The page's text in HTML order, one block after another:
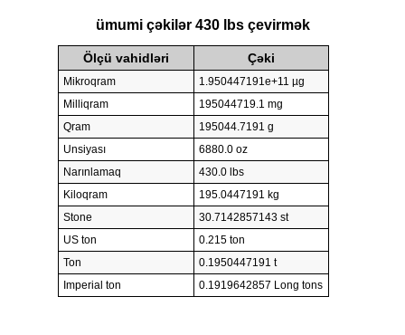
ümumi çəkilər 430 lbs çevirmək
Ölçü vahidləri Çəki
Mikroqram
1.950447191e+11 µg
Milliqram
195044719.1 mg
Qram
195044.7191 g
Unsiyası
6880.0 oz
Narınlamaq
430.0 lbs
Kiloqram
195.0447191 kg
Stone
30.7142857143 st
US ton
0.215 ton
Ton
0.1950447191 t
Imperial ton
0.1919642857 Long tons